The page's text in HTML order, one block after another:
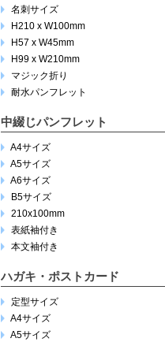
名刺サイズ
H210 x W100mm
H57 x W45mm
H99 x W210mm
マジック折り
耐水パンフレット
中綴じパンフレット
A4サイズ
A5サイズ
A6サイズ
B5サイズ
210x100mm
表紙袖付き
本文袖付き
ハガキ・ポストカード
定型サイズ
A4サイズ
A5サイズ